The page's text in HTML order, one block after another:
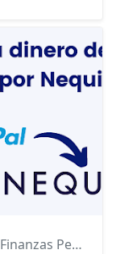
Finanzas Personales